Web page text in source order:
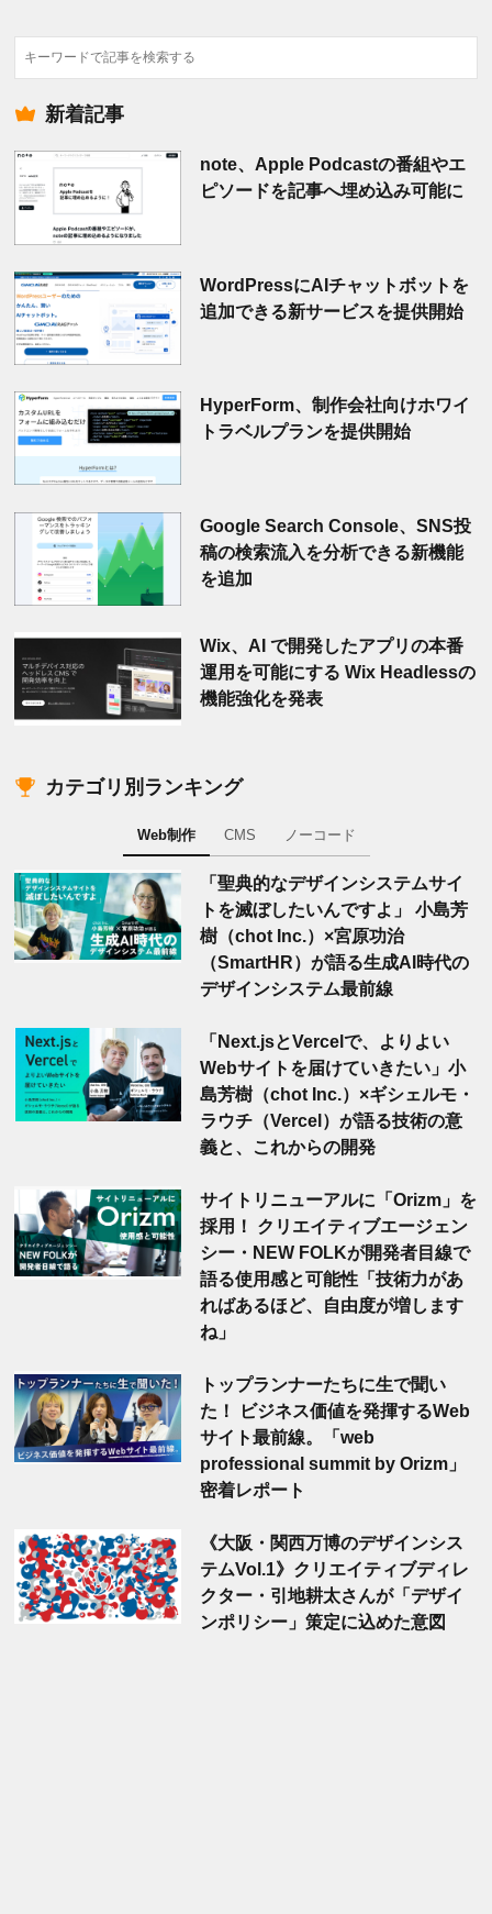
検
索
新着記事
note、Apple Podcastの番組やエ
ピソードを記事へ埋め込み可能に
WordPressにAIチャットボットを
追加できる新サービスを提供開始
HyperForm、制作会社向けホワイ
トラベルプランを提供開始
Google Search Console、SNS投
稿の検索流入を分析できる新機能
を追加
Wix、AI で開発したアプリの本番
運用を可能にする Wix Headlessの
機能強化を発表
カテゴリ別ランキング
Web制作 CMS ノーコード
「聖典的なデザインシステムサイ
トを滅ぼしたいんですよ」 小島芳
樹（chot Inc.）×宮原功治
（SmartHR）が語る生成AI時代の
デザインシステム最前線
「Next.jsとVercelで、よりよい
Webサイトを届けていきたい」小
島芳樹（chot Inc.）×ギシェルモ・
ラウチ（Vercel）が語る技術の意
義と、これからの開発
サイトリニューアルに「Orizm」を
採用！ クリエイティブエージェン
シー・NEW FOLKが開発者目線で
語る使用感と可能性「技術力があ
ればあるほど、自由度が増します
ね」
トップランナーたちに生で聞い
た！ ビジネス価値を発揮するWeb
サイト最前線。「web
professional summit by Orizm」
密着レポート
《大阪・関西万博のデザインシス
テムVol.1》クリエイティブディレ
クター・引地耕太さんが「デザイ
ンポリシー」策定に込めた意図